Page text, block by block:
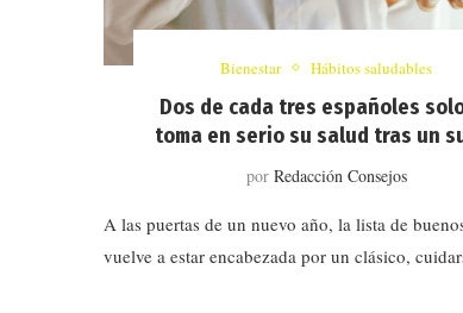
Bienestar Hábitos saludables
Dos de cada tres españoles
toma en serio su salud tras un
por Redacción Consejos
A las puertas de un nuevo año, la lista de
vuelve a estar encabezada por un clásico,